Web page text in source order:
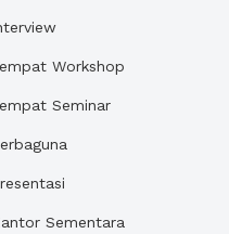
Workshop
Seminar
Sementara